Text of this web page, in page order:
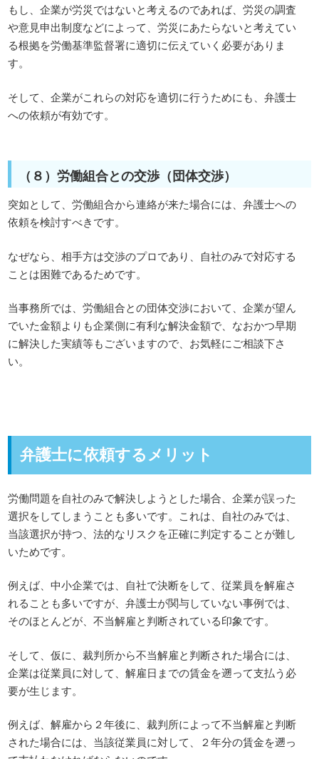
もし、企業が労災ではないと考えるのであれば、労災の調査
や意見申出制度などによって、労災にあたらないと考えてい
る根拠を労働基準監督署に適切に伝えていく必要がありま
す。
そして、企業がこれらの対応を適切に行うためにも、弁護士
への依頼が有効です。
（８）労働組合との交渉（団体交渉）
突如として、労働組合から連絡が来た場合には、弁護士への
依頼を検討すべきです。
なぜなら、相手方は交渉のプロであり、自社のみで対応する
ことは困難であるためです。
当事務所では、労働組合との団体交渉において、企業が望ん
でいた金額よりも企業側に有利な解決金額で、なおかつ早期
に解決した実績等もございますので、お気軽にご相談下さ
い。
弁護士に依頼するメリット
労働問題を自社のみで解決しようとした場合、企業が誤った
選択をしてしまうことも多いです。これは、自社のみでは、
当該選択が持つ、法的なリスクを正確に判定することが難し
いためです。
例えば、中小企業では、自社で決断をして、従業員を解雇さ
れることも多いですが、弁護士が関与していない事例では、
そのほとんどが、不当解雇と判断されている印象です。
そして、仮に、裁判所から不当解雇と判断された場合には、
企業は従業員に対して、解雇日までの賃金を遡って支払う必
要が生じます。
例えば、解雇から２年後に、裁判所によって不当解雇と判断
された場合には、当該従業員に対して、２年分の賃金を遡っ